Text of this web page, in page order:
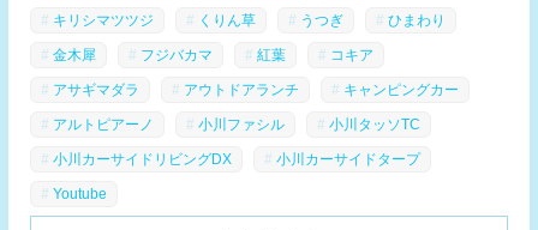
キリシマツツジ くりん草 うつぎ ひまわり
金木犀 フジバカマ 紅葉 コキア
アサギマダラ アウトドアランチ キャンピングカー
アルトピアーノ 小川ファシル 小川タッソTC
小川カーサイドリビングDX 小川カーサイドタープ
Youtube